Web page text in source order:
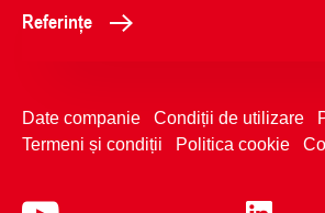
Referințe
Date companie Condiții de utilizare
Termeni și condiții
Politica cookie